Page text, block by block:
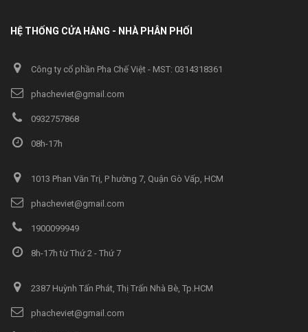
HỆ THỐNG CỬA HÀNG - NHÀ PHÂN PHỐI
Công ty cổ phần Pha Chế Việt - MST: 0314318361
phacheviet@gmail.com
0932757868
08h-17h
1013 Phan Văn Trị, P hường 7, Quận Gò Vấp, HCM
phacheviet@gmail.com
1900099949
8h-17h từ Thứ 2 - Thứ 7
2387 Huỳnh Tấn Phát, Thị Trấn Nhà Bè, Tp.HCM
phacheviet@gmail.com